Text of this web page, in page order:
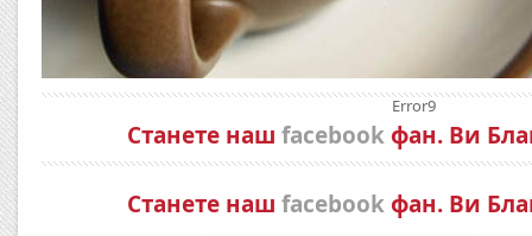
Станете наш facebookфан. Ви
Станете наш facebookфан. Ви
Error9